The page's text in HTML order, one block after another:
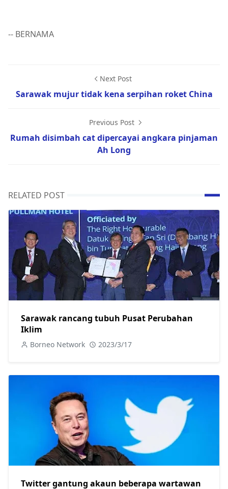
-- BERNAMA
Next Post
Sarawak mujur tidak kena serpihan roket China
Previous Post
Rumah disimbah cat dipercayai angkara pinjaman
Ah Long
RELATED POST
Sarawak rancang tubuh Pusat Perubahan
Iklim
Borneo Network 2023/3/17
Twitter gantung akaun beberapa wartawan